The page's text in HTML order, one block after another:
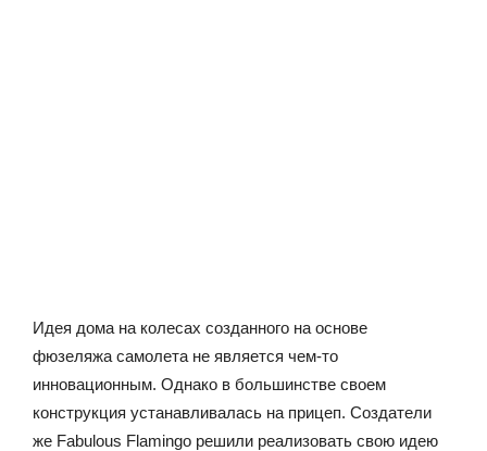
Идея дома на колесах созданного на основе
фюзеляжа самолета не является чем-то
инновационным. Однако в большинстве своем
конструкция устанавливалась на прицеп. Создатели
же Fabulous Flamingo решили реализовать свою идею